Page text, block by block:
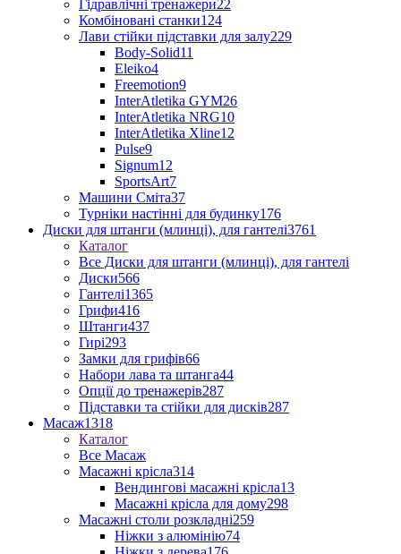
Гідравлічні тренажери22
Комбіновані станки124
Лави стійки підставки для залу229
Body-Solid11
Eleiko4
Freemotion9
InterAtletika GYM26
InterAtletika NRG10
InterAtletika Xline12
Pulse9
Signum12
SportsArt7
Машини Сміта37
Турніки настінні для будинку176
Диски для штанги (млинці), для гантелі3761
Каталог
Все Диски для штанги (млинці), для гантелі
Диски566
Гантелі1365
Грифи416
Штанги437
Гирі293
Замки для грифів66
Набори лава та штанга44
Опції до тренажерів287
Підставки та стійки для дисків287
Масаж1318
Каталог
Все Масаж
Масажні крісла314
Вендингові масажні крісла13
Масажні крісла для дому298
Масажні столи розкладні259
Ніжки з алюмінію74